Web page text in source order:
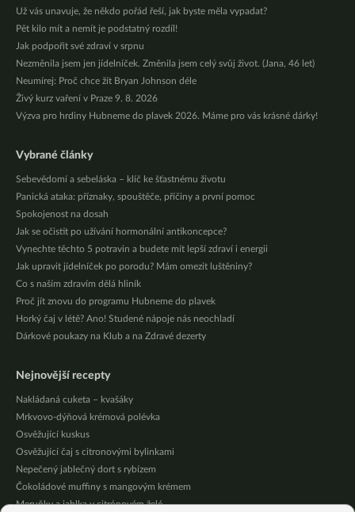
Už vás unavuje, že někdo pořád řeší, jak byste měla vypadat?
Pět kilo mít a nemít je podstatný rozdíl!
Jak podpořit své zdraví v srpnu
Nezměnila jsem jen jídelníček. Změnila jsem celý svůj život. (Jana, 46 let)
Neumírej: Proč chce žít Bryan Johnson déle
Živý kurz vaření v Praze 9. 8. 2026
Výzva pro hrdiny Hubneme do plavek 2026. Máme pro vás krásné dárky!
Vybrané články
Sebevědomí a sebeláska – klíč ke šťastnému životu
Panická ataka: příznaky, spouštěče, příčiny a první pomoc
Spokojenost na dosah
Jak se očistit po užívání hormonální antikoncepce?
Vynechte těchto 5 potravin a budete mít lepší zdraví i energii
Jak upravit jídelníček po porodu? Mám omezit luštěniny?
Co s naším zdravím dělá hliník
Proč jít znovu do programu Hubneme do plavek
Horký čaj v létě? Ano! Studené nápoje nás neochladí
Dárkové poukazy na Klub a na Zdravé dezerty
Nejnovější recepty
Nakládaná cuketa – kvašáky
Mrkvovo-dýňová krémová polévka
Osvěžující kuskus
Osvěžující čaj s citronovými bylinkami
Nepečený jablečný dort s rybízem
Čokoládové muffiny s mangovým krémem
Meruňky a jablka v citrónovém želé